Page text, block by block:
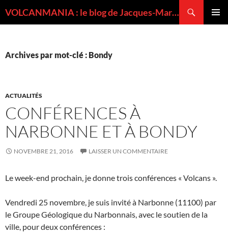
VOLCANMANIA : le blog de Jacques-Marie BARDINTZEFF, volcanologue
Archives par mot-clé : Bondy
ACTUALITÉS
CONFÉRENCES À
NARBONNE ET À BONDY
NOVEMBRE 21, 2016 LAISSER UN COMMENTAIRE
Le week-end prochain, je donne trois conférences « Volcans ».
Vendredi 25 novembre, je suis invité à Narbonne (11100) par
le Groupe Géologique du Narbonnais, avec le soutien de la
ville, pour deux conférences :